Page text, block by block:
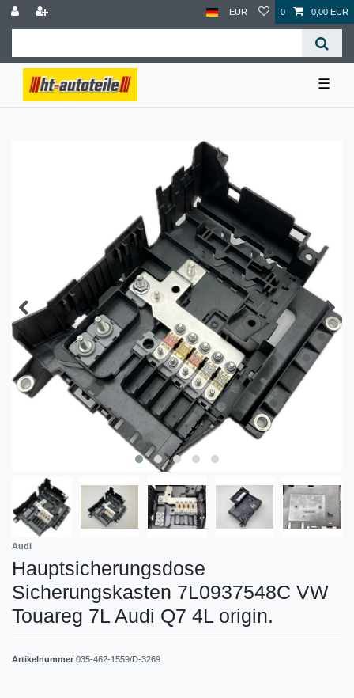
EUR 0 0,00 EUR
☰
Audi
Hauptsicherungsdose
Sicherungskasten 7L0937548C VW
Touareg 7L Audi Q7 4L origin.
Artikelnummer 035-462-1559/D-3269